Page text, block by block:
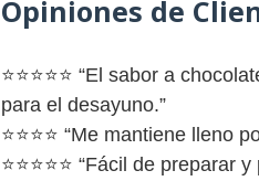
Opiniones de
⭐⭐⭐⭐⭐ “El sabor a
para el desayuno.”
⭐⭐⭐⭐ “Me mantiene
⭐⭐⭐⭐⭐ “Fácil de